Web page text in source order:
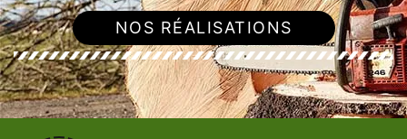
NOS RÉALISATIONS